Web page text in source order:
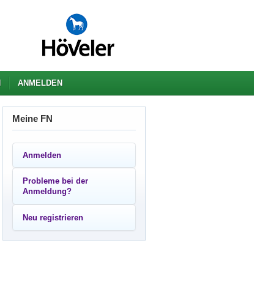
ANMELDEN
Meine FN
Anmelden
Probleme bei der
Anmeldung?
Neu registrieren